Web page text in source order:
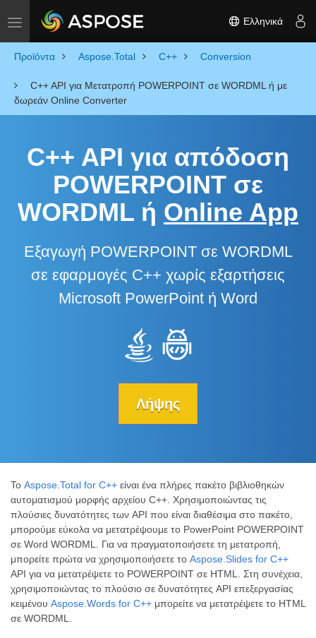
Toggle navigation Ελληνικά
Προϊόντα Aspose.Total C++ Conversion
C++ API για Μετατροπή POWERPOINT σε WORDML ή με
δωρεάν Online Converter
C++ API για απόδοση
POWERPOINT σε
WORDML ή Online App
Εξαγωγή POWERPOINT σε WORDML
σε εφαρμογές C++ χωρίς εξαρτήσεις
Microsoft PowerPoint ή Word
Λήψης
Το Aspose.Total for C++ είναι ένα πλήρες πακέτο βιβλιοθηκών
αυτοματισμού μορφής αρχείου C++. Χρησιμοποιώντας τις
πλούσιες δυνατότητες των API που είναι διαθέσιμα στο πακέτο,
μπορούμε εύκολα να μετατρέψουμε το PowerPoint POWERPOINT
σε Word WORDML. Για να πραγματοποιήσετε τη μετατροπή,
μπορείτε πρώτα να χρησιμοποιήσετε το Aspose.Slides for C++
API για να μετατρέψετε το POWERPOINT σε HTML. Στη συνέχεια,
χρησιμοποιώντας το πλούσιο σε δυνατότητες API επεξεργασίας
κειμένου Aspose.Words for C++ μπορείτε να μετατρέψετε το HTML
σε WORDML.